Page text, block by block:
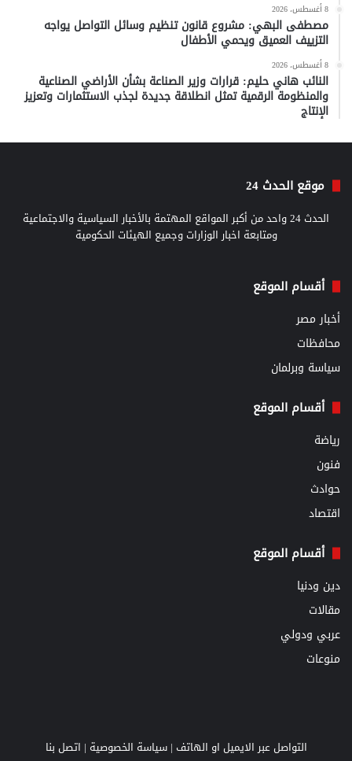
8 أغسطس، 2026
مصطفى البهي: مشروع قانون تنظيم وسائل التواصل يواجه
التزييف العميق ويحمي الأطفال
8 أغسطس، 2026
النائب هاني حليم: قرارات وزير الصناعة بشأن الأراضي الصناعية
والمنظومة الرقمية تمثل انطلاقة جديدة لجذب الاستثمارات وتعزيز
الإنتاج
موقع الحدث 24
الحدث 24 واحد من أكبر المواقع المهتمة بالأخبار السياسية والاجتماعية
ومتابعة اخبار الوزارات وجميع الهيئات الحكومية
أقسام الموقع
أخبار مصر
محافظات
سياسة وبرلمان
أقسام الموقع
رياضة
فنون
حوادث
اقتصاد
أقسام الموقع
دين ودنيا
مقالات
عربي ودولي
منوعات
التواصل عبر الايميل او الهاتف |سياسة الخصوصية | اتصل بنا